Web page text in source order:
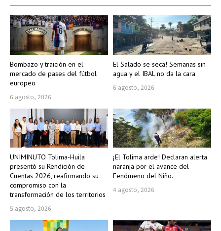
Bombazo y traición en el
mercado de pases del fútbol
europeo
6 agosto, 2026
El Salado se seca! Semanas sin
agua y el IBAL no da la cara
6 agosto, 2026
UNIMINUTO Tolima-Huila
presentó su Rendición de
Cuentas 2026, reafirmando su
compromiso con la
transformación de los territorios
5 agosto, 2026
¡El Tolima arde! Declaran alerta
naranja por el avance del
Fenómeno del Niño.
4 agosto, 2026